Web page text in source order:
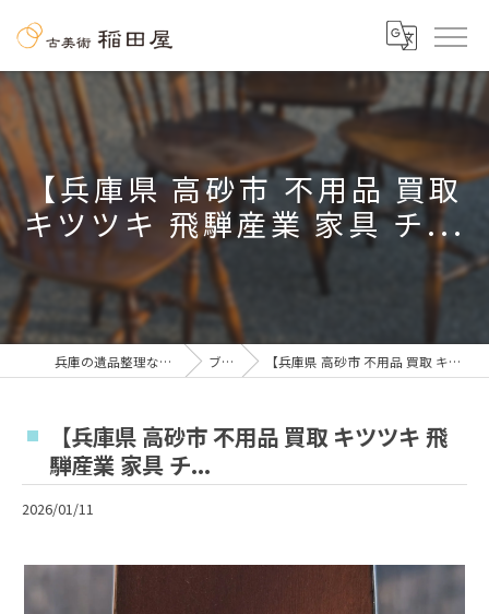
【兵庫県 高砂市 不用品 買取
キツツキ 飛騨産業 家具 チ...
兵庫の遺品整理なら古美術 稲田屋 ブログ 【兵庫県 高砂市 不用品 買取 キツツキ 飛騨産業 家具 チ...
【兵庫県 高砂市 不用品 買取 キツツキ 飛
騨産業 家具 チ...
2026/01/11